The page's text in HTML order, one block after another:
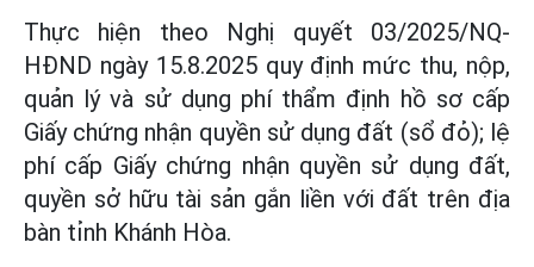
Thực hiện theo Nghị quyết 03/2025/NQ-
HĐND ngày 15.8.2025 quy định mức thu, nộp,
quản lý và sử dụng phí thẩm định hồ sơ cấp
Giấy chứng nhận quyền sử dụng đất (sổ đỏ); lệ
phí cấp Giấy chứng nhận quyền sử dụng đất,
quyền sở hữu tài sản gắn liền với đất trên địa
bàn tỉnh Khánh Hòa.